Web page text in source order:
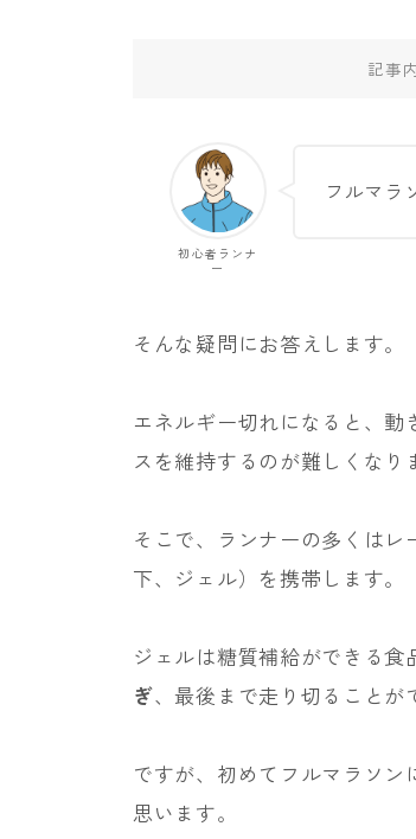
記事
初心者ランナ
ー
フルマラ
そんな疑問にお答えします。
エネルギー切れになると、
スを維持するのが難しくなり
そこで、ランナーの多くは
下、ジェル）を携帯します。
ジェルは糖質補給ができる食
ぎ、最後まで走り切ることが
ですが、初めてフルマラソ
思います。